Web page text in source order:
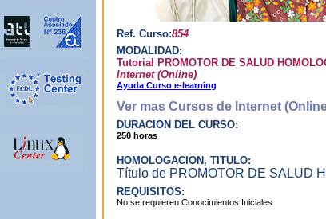
Ref. Curso:854
MODALIDAD:
Tutorial PROMOTOR DE SALUD
Internet (Online)
Ayuda Curso e-learning
Ver mas Cursos de Internet
DURACION DEL CURSO:
250 horas
HOMOLOGACION, TITULO:
Título de PROMOTOR DE SALUD
REQUISITOS:
No se requieren Conocimientos Iniciales